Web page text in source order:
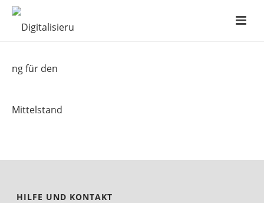
HILFE UND KONTAKT